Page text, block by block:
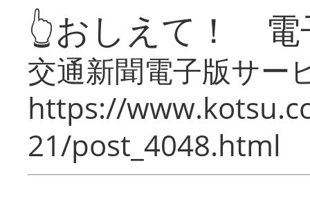
👆おしえて！ 電
交通新聞電子版サー
https://
21/post_4048.html